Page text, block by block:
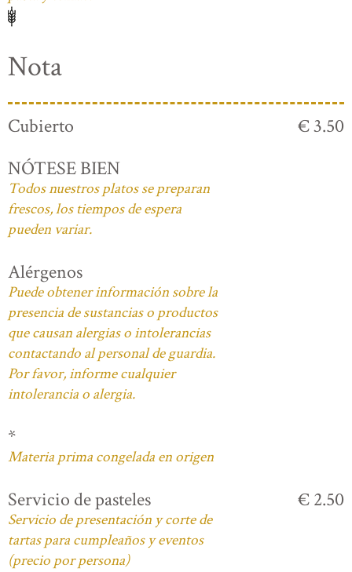
Nota
Cubierto
€ 3.50
NÓTESE BIEN
Todos nuestros platos se preparan
frescos, los tiempos de espera
pueden variar.
Alérgenos
Puede obtener información sobre la
presencia de sustancias o productos
que causan alergias o intolerancias
contactando al personal de guardia.
Por favor, informe cualquier
intolerancia o alergia.
*
Materia prima congelada en origen
Servicio de pasteles
Servicio de presentación y corte de
tartas para cumpleaños y eventos
(precio por persona)
€ 2.50